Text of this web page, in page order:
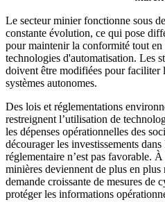
Le secteur minier fonctionne sous
constante évolution, ce qui pose
pour maintenir la conformité tout
technologies d'automatisation. Les
doivent être modifiées pour faciliter
systèmes autonomes.
Des lois et réglementations
restreignent l’utilisation de
les dépenses opérationnelles des
décourager les investissements
réglementaire n’est pas favorable.
minières deviennent de plus en plus
demande croissante de mesures de
protéger les informations